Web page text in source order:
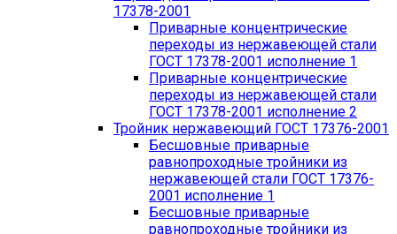
17378-2001
Приварные концентрические
переходы из нержавеющей стали
ГОСТ 17378-2001 исполнение 1
Приварные концентрические
переходы из нержавеющей стали
ГОСТ 17378-2001 исполнение 2
Тройник нержавеющий ГОСТ 17376-2001
Бесшовные приварные
равнопроходные тройники из
нержавеющей стали ГОСТ 17376-
2001 исполнение 1
Бесшовные приварные
равнопроходные тройники из